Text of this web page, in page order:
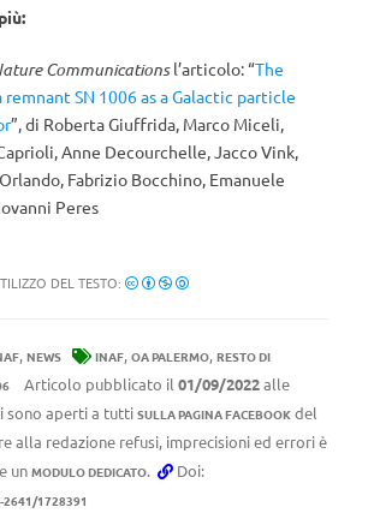
Communicationsl’articolo: “The
remnant SN 1006 as a Galactic particle
”, di Roberta Giuffrida, Marco Miceli,
Anne Decourchelle, Jacco Vink,
Fabrizio Bocchino, Emanuele
Peres
DEL TESTO:
, NEWS INAF, OA PALERMO, RESTO DI
Articolo pubblicato il 01/09/2022alle
sono aperti a tutti SULLA PAGINA FACEBOOK del
alla redazione refusi, imprecisioni ed errori è
un MODULO DEDICATO. Doi:
1728391